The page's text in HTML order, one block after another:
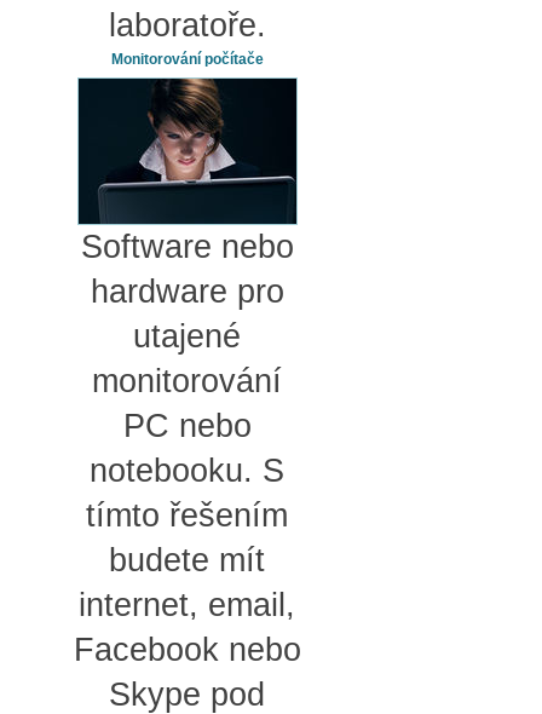
laboratoře.
Monitorování počítače
Software nebo
hardware pro
utajené
monitorování
PC nebo
notebooku. S
tímto řešením
budete mít
internet, email,
Facebook nebo
Skype pod